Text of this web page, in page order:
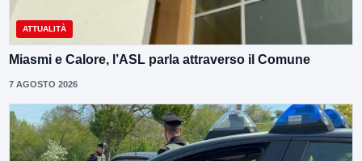
ATTUALITÀ
Miasmi e Calore, l’ASL parla attraverso il Comune
7 AGOSTO 2026